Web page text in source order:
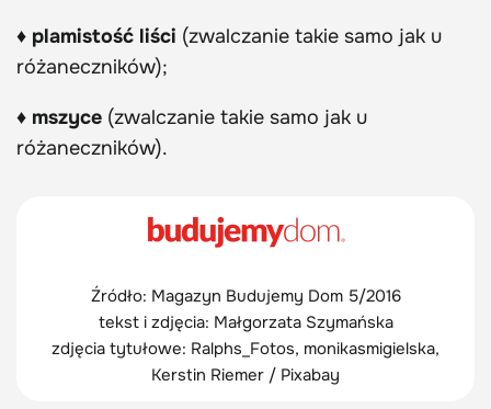
♦ plamistość liści (zwalczanie takie samo jak u
różaneczników);
♦ mszyce (zwalczanie takie samo jak u
różaneczników).
Źródło: Magazyn Budujemy Dom 5/2016
tekst i zdjęcia: Małgorzata Szymańska
zdjęcia tytułowe: Ralphs_Fotos, monikasmigielska,
Kerstin Riemer / Pixabay